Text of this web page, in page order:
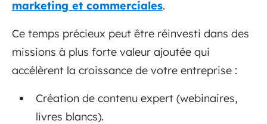
marketing et commerciales.
Ce temps précieux peut être réinvesti dans des
missions à plus forte valeur ajoutée qui
accélèrent la croissance de votre entreprise :
Création de contenu expert (webinaires,
livres blancs).